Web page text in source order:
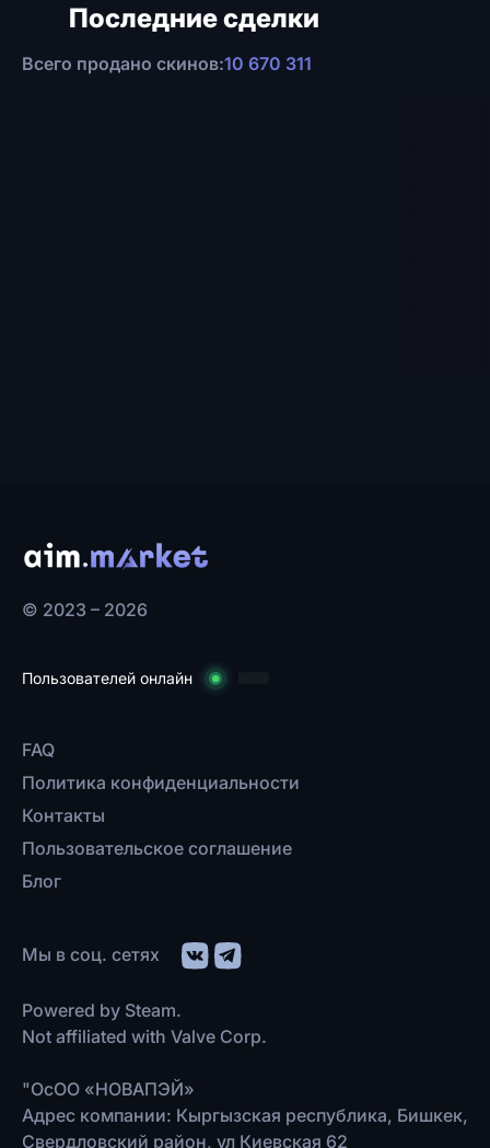
Последние сделки
Всего продано скинов:10 670 311
© 2023 – 2026
Пользователей онлайн
FAQ
Политика конфиденциальности
Контакты
Пользовательское соглашение
Блог
Мы в соц. сетях
Powered by Steam.
Not affiliated with Valve Corp.
"ОсОО «НОВАПЭЙ»
Адрес компании: Кыргызская республика, Бишкек,
Свердловский район, ул Киевская 62